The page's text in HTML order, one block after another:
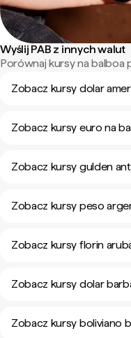
Wyślij PAB z innych walut
Porównaj kursy na balboa
Zobacz kursy dolar
Zobacz kursy euro na
Zobacz kursy gulden
Zobacz kursy peso
Zobacz kursy florin
Zobacz kursy dolar
Zobacz kursy boliviano